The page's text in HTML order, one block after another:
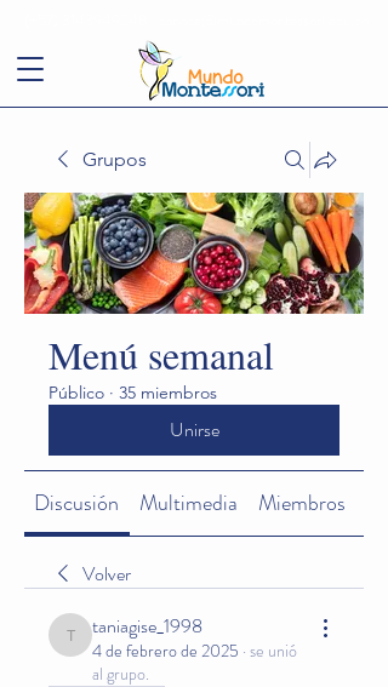
Grupos
Menú semanal
Público · 35 miembros
Unirse
Discusión Multimedia Miembros
Volver
taniagise_1998
taniagise_1998
4 de febrero de 2025 · se unió
al grupo.